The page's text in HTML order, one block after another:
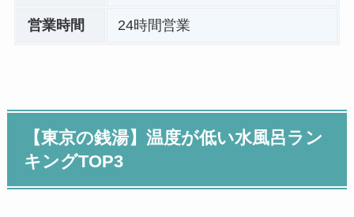
営業時間 24時間営業
【東京の銭湯】温度が低い水風呂ラン
キングTOP3